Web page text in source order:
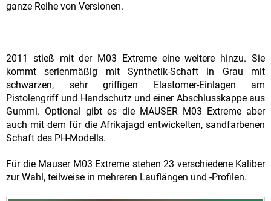
ganze Reihe von Versionen.
2011 stieß mit der M03 Extreme eine weitere hinzu. Sie
kommt serienmäßig mit Synthetik-Schaft in Grau mit
schwarzen, sehr griffigen Elastomer-Einlagen am
Pistolengriff und Handschutz und einer Abschlusskappe aus
Gummi. Optional gibt es die MAUSER M03 Extreme aber
auch mit dem für die Afrikajagd entwickelten, sandfarbenen
Schaft des PH-Modells.
Für die Mauser M03 Extreme stehen 23 verschiedene Kaliber
zur Wahl, teilweise in mehreren Lauflängen und -Profilen.